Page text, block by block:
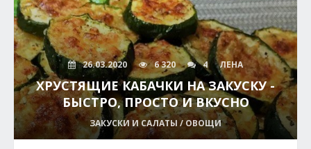
26.03.2020 6 320 4 ЛЕНА
ХРУСТЯЩИЕ КАБАЧКИ НА ЗАКУСКУ -
БЫСТРО, ПРОСТО И ВКУСНО
ЗАКУСКИ И САЛАТЫ / ОВОЩИ